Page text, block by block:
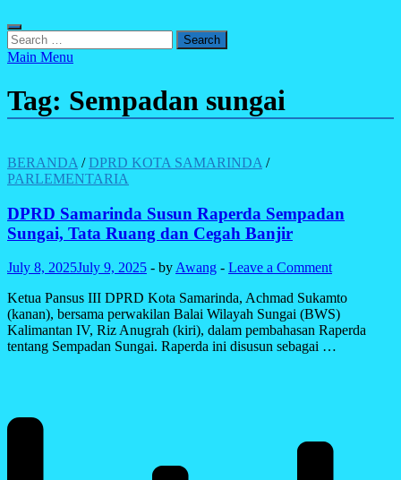
Search
for:
Main Menu
Tag: Sempadan sungai
BERANDA /DPRD KOTA SAMARINDA /
PARLEMENTARIA
DPRD Samarinda Susun Raperda Sempadan
Sungai, Tata Ruang dan Cegah Banjir
July 8, 2025July 9, 2025 - by Awang - Leave a Comment
Ketua Pansus III DPRD Kota Samarinda, Achmad Sukamto
(kanan), bersama perwakilan Balai Wilayah Sungai (BWS)
Kalimantan IV, Riz Anugrah (kiri), dalam pembahasan Raperda
tentang Sempadan Sungai. Raperda ini disusun sebagai …